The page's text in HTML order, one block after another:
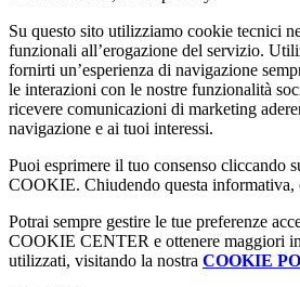
Su questo sito utilizziamo cookie tecnici
funzionali all’erogazione del servizio.
fornirti un’esperienza di navigazione
le interazioni con le nostre funzionalità
ricevere comunicazioni di marketing
navigazione e ai tuoi interessi.
Puoi esprimere il tuo consenso
COOKIE. Chiudendo questa informativa,
Potrai sempre gestire le tue preferenze
COOKIE CENTER e ottenere maggiori
utilizzati, visitando la nostra COOKIE